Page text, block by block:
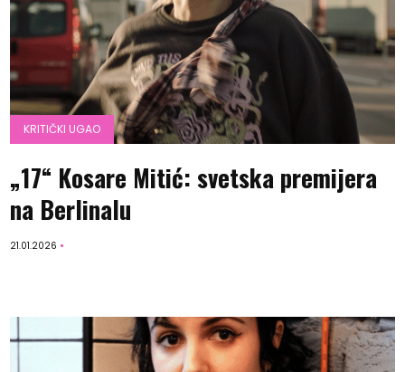
KRITIČKI UGAO
„17“ Kosare Mitić: svetska premijera
na Berlinalu
21.01.2026